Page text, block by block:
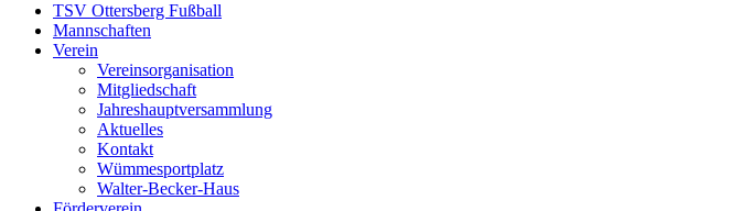
TSV Ottersberg Fußball
Mannschaften
Verein
Vereinsorganisation
Mitgliedschaft
Jahreshauptversammlung
Aktuelles
Kontakt
Wümmesportplatz
Walter-Becker-Haus